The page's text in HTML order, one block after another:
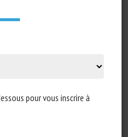
pour vous inscrire à